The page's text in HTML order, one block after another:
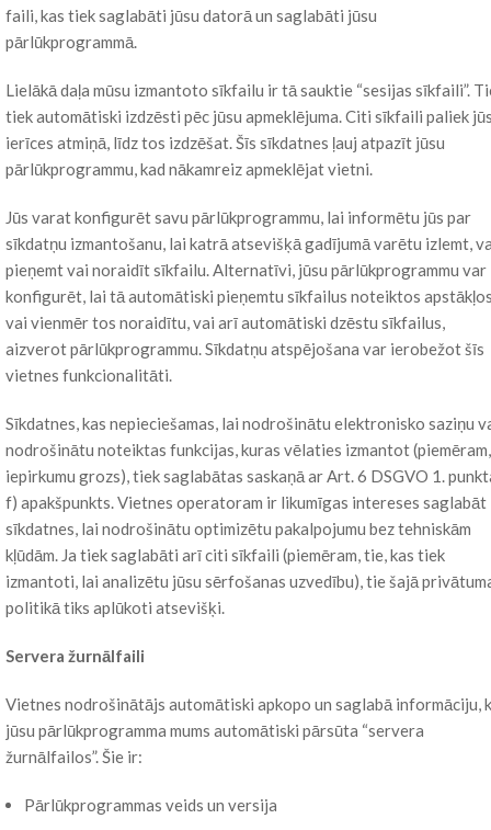
faili, kas tiek saglabāti jūsu datorā un saglabāti jūsu
pārlūkprogrammā.
Lielākā daļa mūsu izmantoto sīkfailu ir tā sauktie “sesijas sīkfaili”.
tiek automātiski izdzēsti pēc jūsu apmeklējuma. Citi sīkfaili paliek
ierīces atmiņā, līdz tos izdzēšat. Šīs sīkdatnes ļauj atpazīt jūsu
pārlūkprogrammu, kad nākamreiz apmeklējat vietni.
Jūs varat konfigurēt savu pārlūkprogrammu, lai informētu jūs par
sīkdatņu izmantošanu, lai katrā atsevišķā gadījumā varētu izlemt,
pieņemt vai noraidīt sīkfailu. Alternatīvi, jūsu pārlūkprogrammu var
konfigurēt, lai tā automātiski pieņemtu sīkfailus noteiktos
vai vienmēr tos noraidītu, vai arī automātiski dzēstu sīkfailus,
aizverot pārlūkprogrammu. Sīkdatņu atspējošana var ierobežot šīs
vietnes funkcionalitāti.
Sīkdatnes, kas nepieciešamas, lai nodrošinātu elektronisko saziņu
nodrošinātu noteiktas funkcijas, kuras vēlaties izmantot (piemēram,
iepirkumu grozs), tiek saglabātas saskaņā ar Art. 6 DSGVO 1.
f) apakšpunkts. Vietnes operatoram ir likumīgas intereses saglabāt
sīkdatnes, lai nodrošinātu optimizētu pakalpojumu bez tehniskām
kļūdām. Ja tiek saglabāti arī citi sīkfaili (piemēram, tie, kas tiek
izmantoti, lai analizētu jūsu sērfošanas uzvedību), tie šajā
politikā tiks aplūkoti atsevišķi.
Servera žurnālfaili
Vietnes nodrošinātājs automātiski apkopo un saglabā informāciju,
jūsu pārlūkprogramma mums automātiski pārsūta “servera
žurnālfailos”. Šie ir:
Pārlūkprogrammas veids un versija